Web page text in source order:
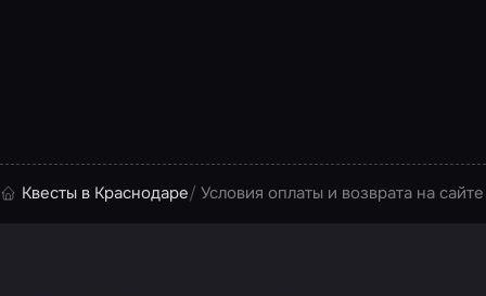
Квесты в Краснодаре Условия оплаты и возврата на сайте